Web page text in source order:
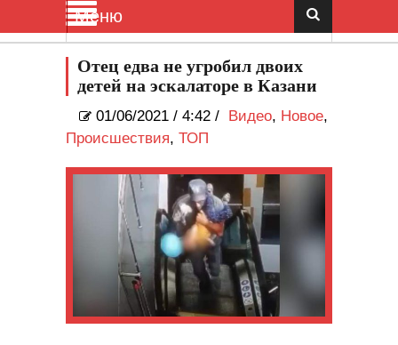
Меню
Отец едва не угробил двоих
детей на эскалаторе в Казани
01/06/2021 / 4:42 / Видео, Новое,
Происшествия, ТОП